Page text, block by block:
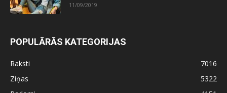
11/09/2019
POPULĀRĀS KATEGORIJAS
Raksti
7016
Ziņas
5322